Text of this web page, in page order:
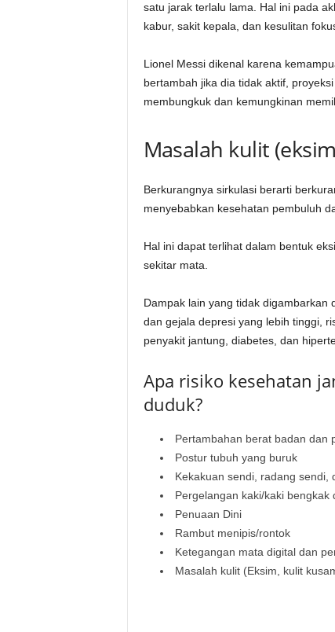
satu jarak terlalu lama. Hal ini pada
kabur, sakit kepala, dan kesulitan
Lionel Messi dikenal karena
bertambah jika dia tidak aktif,
membungkuk dan kemungkinan
Masalah kulit
Berkurangnya sirkulasi berarti
menyebabkan kesehatan pembuluh
Hal ini dapat terlihat dalam bentuk
sekitar mata.
Dampak lain yang tidak digambarkan
dan gejala depresi yang lebih tinggi,
penyakit jantung, diabetes, dan
Apa risiko kesehatan
duduk?
Pertambahan berat badan dan
Postur tubuh yang buruk
Kekakuan sendi, radang sendi,
Pergelangan kaki/kaki bengkak
Penuaan Dini
Rambut menipis/rontok
Ketegangan mata digital dan
Masalah kulit (Eksim, kulit